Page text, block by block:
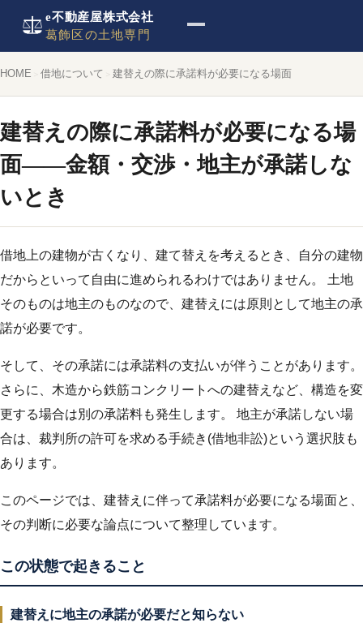
e不動産屋株式会社
葛飾区の土地専門
HOME 借地について 建替えの際に承諾料が必要になる場面
建替えの際に承諾料が必要になる場
面——金額・交渉・地主が承諾しな
いとき
借地上の建物が古くなり、建て替えを考えるとき、自分の建物
だからといって自由に進められるわけではありません。 土地
そのものは地主のものなので、建替えには原則として地主の承
諾が必要です。
そして、その承諾には承諾料の支払いが伴うことがあります。
さらに、木造から鉄筋コンクリートへの建替えなど、構造を変
更する場合は別の承諾料も発生します。 地主が承諾しない場
合は、裁判所の許可を求める手続き(借地非訟)という選択肢も
あります。
このページでは、建替えに伴って承諾料が必要になる場面と、
その判断に必要な論点について整理しています。
この状態で起きること
建替えに地主の承諾が必要だと知らない